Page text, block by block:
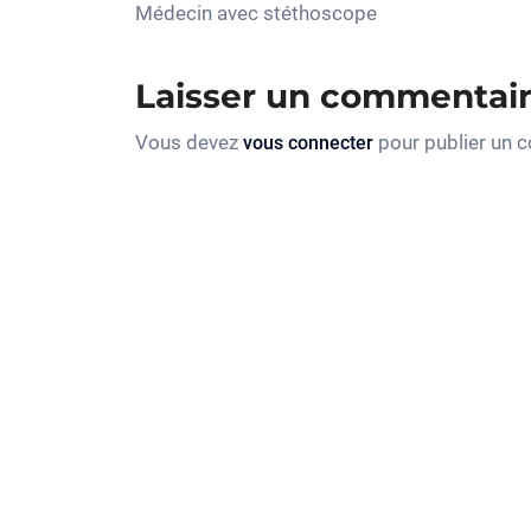
Médecin avec stéthoscope
Laisser un
Vous devez vous connecter pour publier un